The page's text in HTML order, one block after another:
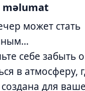
məlumat
может стать
себе забыть
в атмосферу,
для